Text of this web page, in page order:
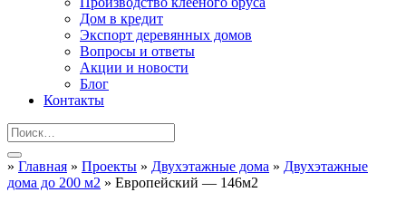
Дом в кредит
Экспорт деревянных домов
Вопросы и ответы
Акции и новости
Блог
Контакты
» Главная » Проекты » Двухэтажные дома » Двухэтажные
дома до 200 м2 » Европейский — 146м2